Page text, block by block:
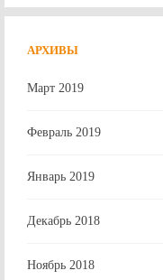
АРХИВЫ
Март 2019
Февраль 2019
Январь 2019
Декабрь 2018
Ноябрь 2018